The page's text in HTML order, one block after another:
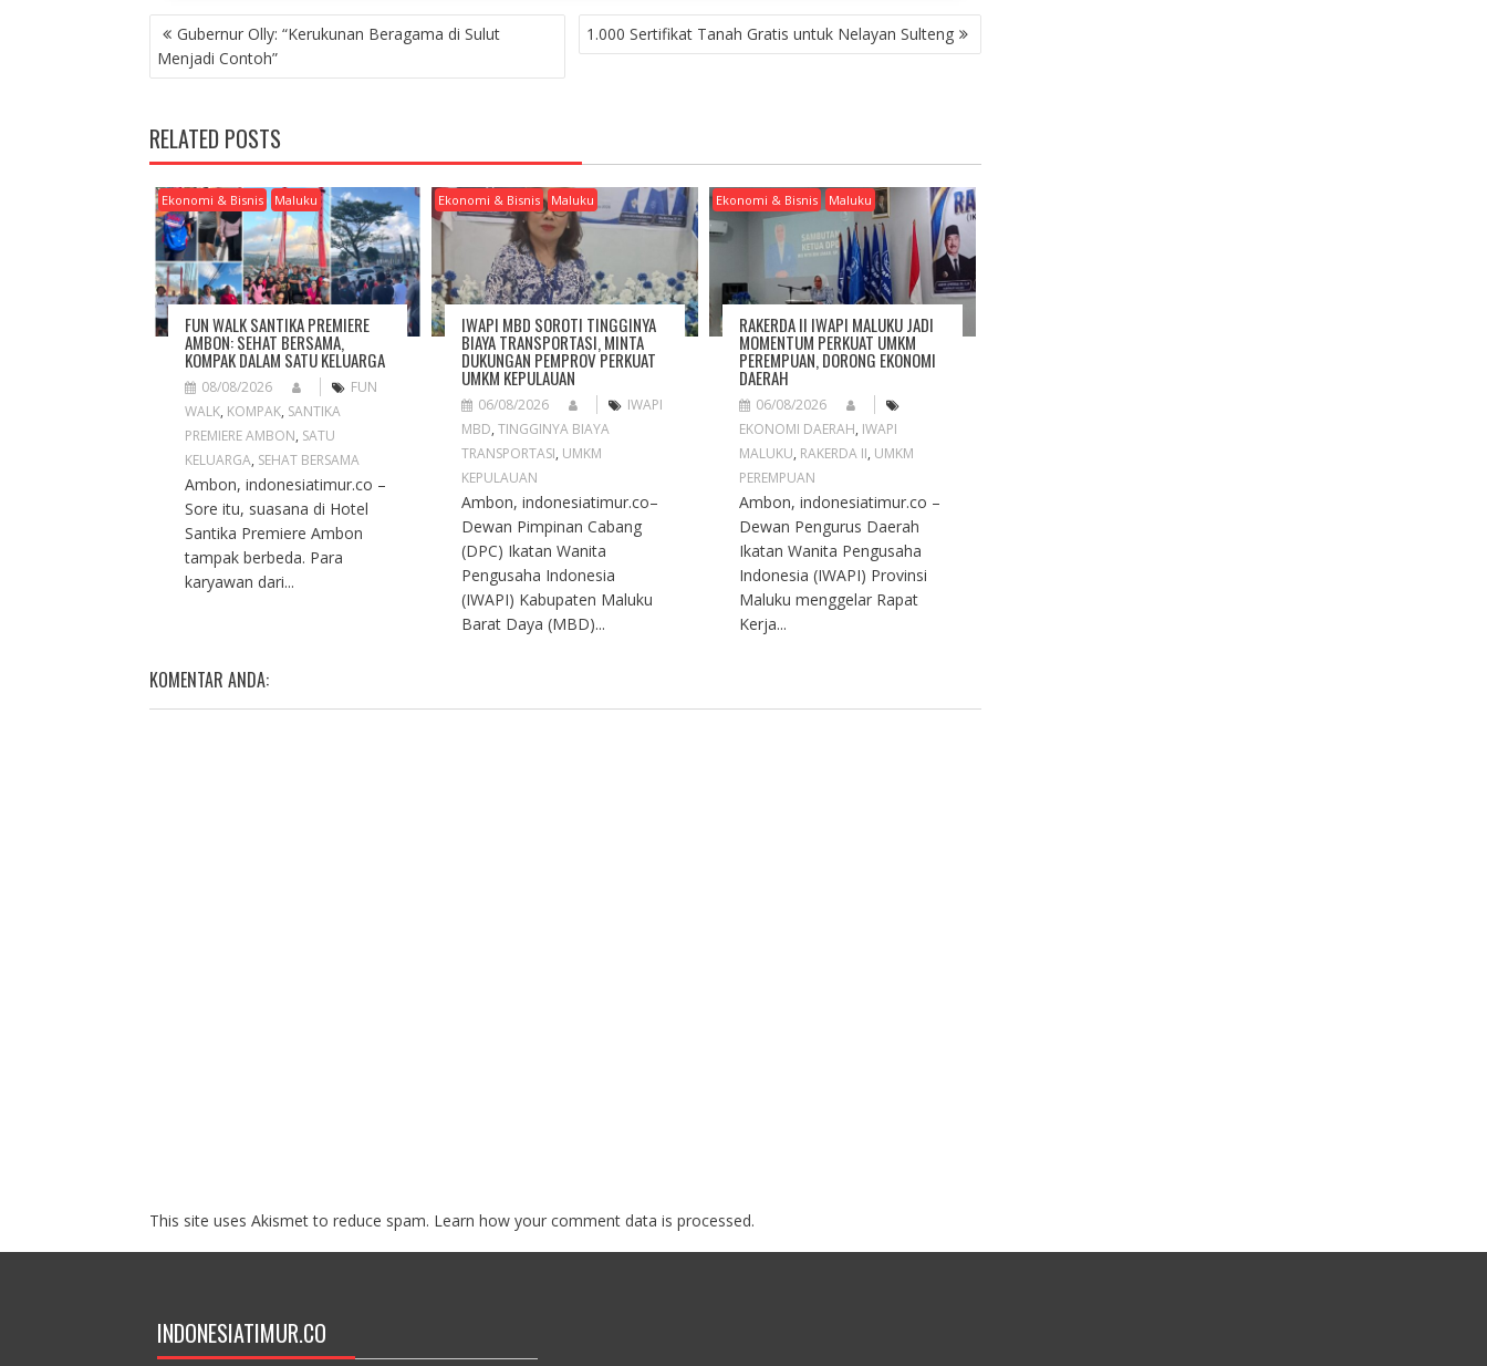
P
O
S
N
A
V
G
A
T
O
N
Gubernur Olly: “Kerukunan Beragama di Sulut
Menjadi Contoh”
1.000 Sertifikat Tanah Gratis untuk Nelayan Sulteng
RELATED POSTS
Ekonomi & Bisnis Maluku
FUN WALK SANTIKA PREMIERE
AMBON: SEHAT BERSAMA,
KOMPAK DALAM SATU KELUARGA
08/08/2026
FUN
WALK, KOMPAK, SANTIKA
PREMIERE AMBON, SATU
KELUARGA, SEHAT BERSAMA
Ambon, indonesiatimur.co –
Sore itu, suasana di Hotel
Santika Premiere Ambon
tampak berbeda. Para
karyawan dari...
Ekonomi & Bisnis Maluku
IWAPI MBD SOROTI TINGGINYA
BIAYA TRANSPORTASI, MINTA
DUKUNGAN PEMPROV PERKUAT
UMKM KEPULAUAN
06/08/2026
IWAPI
MBD,TINGGINYA BIAYA
TRANSPORTASI, UMKM
KEPULAUAN
Ambon, indonesiatimur.co–
Dewan Pimpinan Cabang
(DPC) Ikatan Wanita
Pengusaha Indonesia
(IWAPI) Kabupaten Maluku
Barat Daya (MBD)...
Ekonomi & Bisnis Maluku
RAKERDA II IWAPI MALUKU JADI
MOMENTUM PERKUAT UMKM
PEREMPUAN, DORONG EKONOMI
DAERAH
06/08/2026
EKONOMI DAERAH, IWAPI
MALUKU, RAKERDA II, UMKM
PEREMPUAN
Ambon, indonesiatimur.co –
Dewan Pengurus Daerah
Ikatan Wanita Pengusaha
Indonesia (IWAPI) Provinsi
Maluku menggelar Rapat
Kerja...
KOMENTAR ANDA:
This site uses Akismet to reduce spam. Learn how your comment data is processed.
INDONESIATIMUR.CO